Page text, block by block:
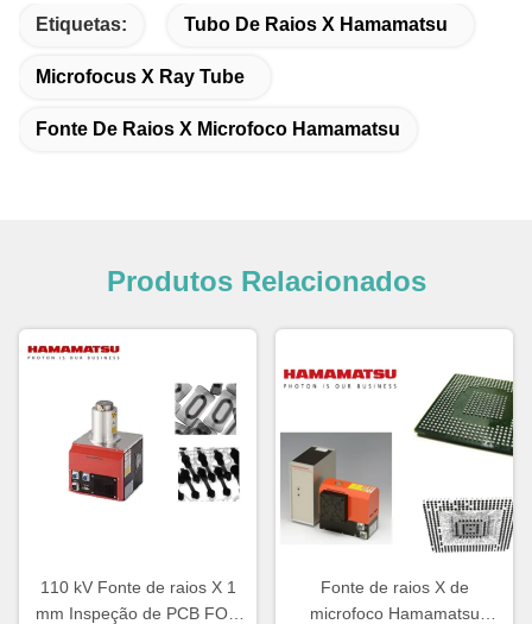
Etiquetas: Tubo De Raios X Hamamatsu
Microfocus X Ray Tube
Fonte De Raios X Microfoco Hamamatsu
Produtos Relacionados
110 kV Fonte de raios X 1
mm Inspeção de PCB FOD
Fonte de raios X de
microfoco Hamamatsu